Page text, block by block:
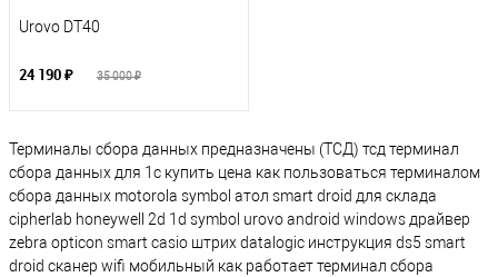
Urovo DT40
24 190 ₽ 35 000 ₽
Терминалы сбора данных предназначены (ТСД) тсд терминал
сбора данных для 1с купить цена как пользоваться терминалом
сбора данных motorola symbol атол smart droid для склада
cipherlab honeywell 2d 1d symbol urovo android windows драйвер
zebra opticon smart casio штрих datalogic инструкция ds5 smart
droid сканер wifi мобильный как работает терминал сбора